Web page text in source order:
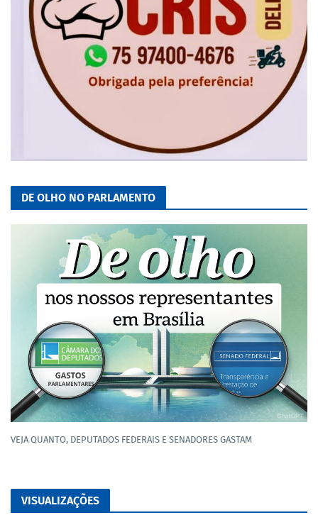
DE OLHO NO PARLAMENTO
VEJA QUANTO, DEPUTADOS FEDERAIS E SENADORES GASTAM
VISUALIZAÇÕES